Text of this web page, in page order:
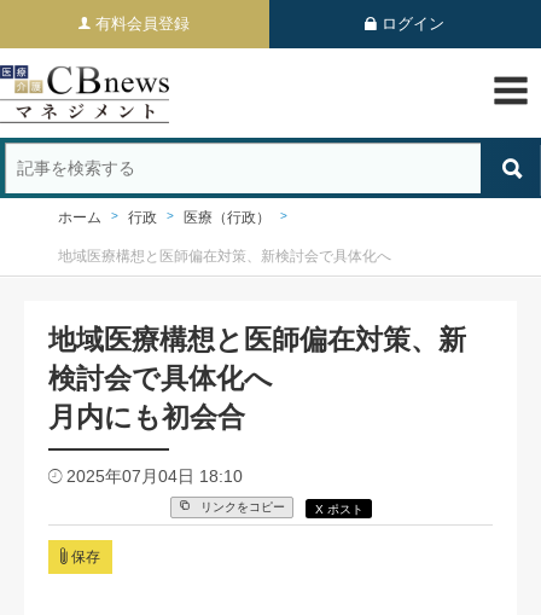
有料会員登録 ログイン
ホーム 行政 医療（行政）
地域医療構想と医師偏在対策、新検討会で具体化へ
地域医療構想と医師偏在対策、新
検討会で具体化へ
月内にも初会合
2025年07月04日 18:10
リンクをコピー X ポスト
保存